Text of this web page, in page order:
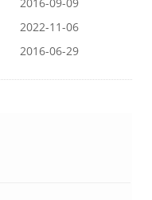
2022-11-06
2016-06-29